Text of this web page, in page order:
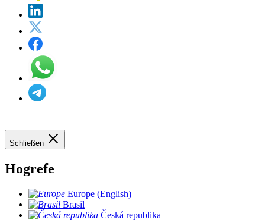
Schließen
Hogrefe
Europe (English)
Brasil
Česká republika